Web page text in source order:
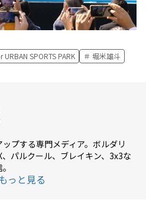
SPORTS PARK 堀米雄斗
プする専門メディア。ボルダリ
パルクール、ブレイキン、3x3な
っと見る